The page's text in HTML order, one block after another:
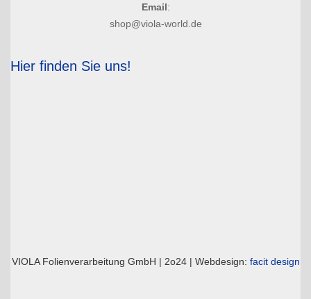
Email:
shop@viola-world.de
Hier finden Sie uns!
VIOLA Folienverarbeitung GmbH | 2o24 | Webdesign: facit design